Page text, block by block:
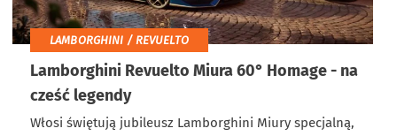
LAMBORGHINI / REVUELTO
Lamborghini Revuelto Miura 60° Homage - na
cześć legendy
Włosi świętują jubileusz Lamborghini Miury specjalną,